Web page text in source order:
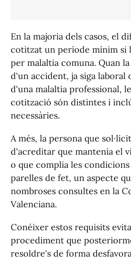
En la majoria dels casos, el
cotitzat un període mínim si
per malaltia comuna. Quan
d'un accident, ja siga laboral
d'una malaltia professional,
cotització són distintes i
necessàries.
A més, la persona que
d'acreditar que mantenia el
o que complia les
parelles de fet, un aspecte
nombroses consultes en la
Valenciana.
Conéixer estos requisits
procediment que
resoldre's de forma